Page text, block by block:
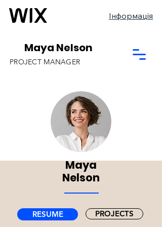
Інформація